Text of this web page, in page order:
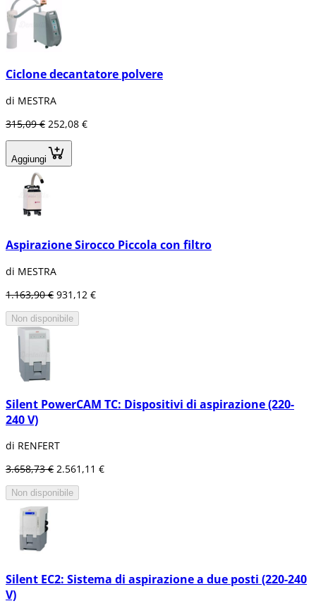
Ciclone decantatore polvere
di MESTRA
315,09 € 252,08 €
Aggiungi
Aspirazione Sirocco Piccola con filtro
di MESTRA
1.163,90 € 931,12 €
Non disponibile
Silent PowerCAM TC: Dispositivi di aspirazione (220-
240 V)
di RENFERT
3.658,73 € 2.561,11 €
Non disponibile
Silent EC2: Sistema di aspirazione a due posti (220-240
V)